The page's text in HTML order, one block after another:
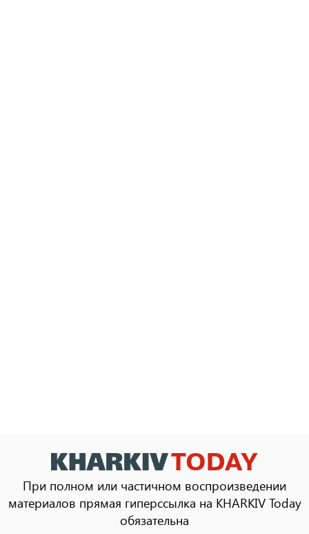
При полном или частичном воспроизведении
материалов прямая гиперссылка на KHARKIV Today
обязательна